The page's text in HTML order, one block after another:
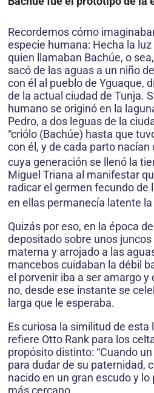
Recordemos cómo
especie humana: Hecha la
quien llamaban Bachúe, o
sacó de las aguas a un niño
con él al pueblo de Yguaque,
de la actual ciudad de Tunja.
humano se originó en la
Pedro, a dos leguas de la
“criólo (Bachúe) hasta que
con él, y de cada parto nacían
cuya generación se llenó la
Miguel Triana al manifestar
radicar el germen fecundo de
en ellas permanecía latente
Quizás por eso, en la época
depositado sobre unos
materna y arrojado a las
mancebos cuidaban la débil
el porvenir iba a ser amargo y
no, desde ese instante se
larga que le esperaba.
Es curiosa la similitud de esta
refiere Otto Rank para los
propósito distinto: “Cuando
para dudar de su paternidad,
nacido en un gran escudo y
más cercano.